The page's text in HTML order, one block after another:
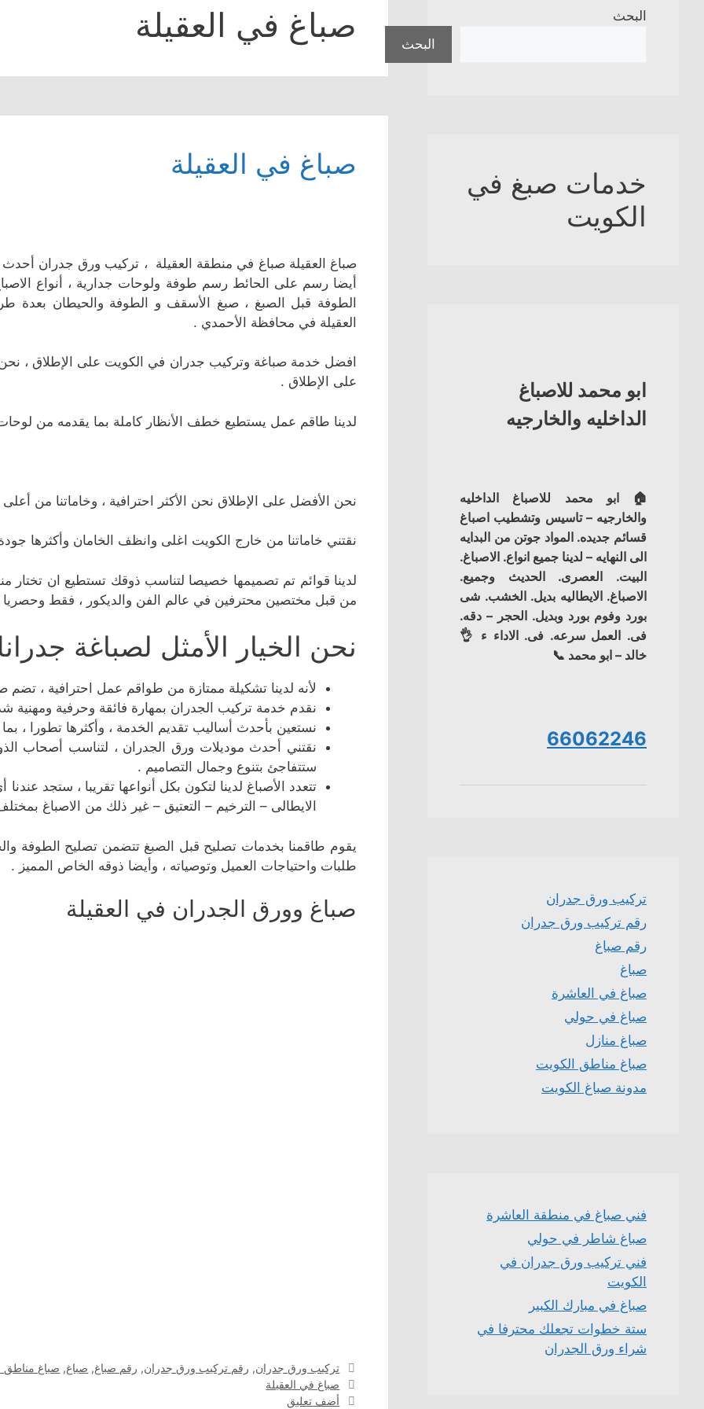
صباغ في العقيلة
صباغ في العقيلة
صباغ العقيلة صباغ في منطقة العقيلة ، تركيب ورق جدران أحدث
أيضا رسم على الحائط رسم طوفة ولوحات جدارية ، أنواع
الطوفة قبل الصبغ ، صبغ الأسقف و الطوفة والحيطان بعدة
العقيلة في محافظة الأحمدي .
افضل خدمة صباغة وتركيب جدران في الكويت على الإطلاق ،
على الإطلاق .
لدينا طاقم عمل يستطيع خطف الأنظار كاملة بما يقدمه من
نحن الأفضل على الإطلاق نحن الأكثر احترافية ، وخاماتنا من
نقتني خاماتنا من خارج الكويت اغلى وانظف الخامان وأكثرها
لدينا قوائم تم تصميمها خصيصا لتناسب ذوقك تستطيع ان تختار
من قبل مختصين محترفين في عالم الفن والديكور ، فقط
نحن الخيار الأمثل لصباغة
لأنه لدينا تشكيلة ممتازة من طواقم عمل احترافية ،
نقدم خدمة تركيب الجدران بمهارة فائقة وحرفية ومهنية
نستعين بأحدث أساليب تقديم الخدمة ، وأكثرها تطورا ،
نقتني أحدث موديلات ورق الجدران ، لتناسب أصحاب
ستتفاجئ بتنوع وجمال التصاميم .
تتعدد الأصباغ لدينا لتكون بكل أنواعها تقريبا ، ستجد
الايطالى – الترخيم – التعتيق – غير ذلك من الاصباغ
يقوم طاقمنا بخدمات تصليح قبل الصبغ تتضمن تصليح الطوفة
طلبات واحتياجات العميل وتوصياته ، وأيضا ذوقه الخاص المميز .
صباغ وورق الجدران في العقيلة
التصنيفات
تركيب ورق جدران, رقم تركيب ورق جدران, رقم صباغ, صباغ, صباغ مناطق
الوسوم
صباغ في العقيلة
أضف تعليق
البحث
البحث
خدمات صبغ في
الكويت
ابو محمد للاصباغ
الداخليه والخارجيه
🏠 ابو محمد للاصباغ الداخليه
والخارجيه – تاسيس وتشطيب اصباغ
قسائم جديده. المواد جوتن من البدايه
الى النهايه – لدينا جميع انواع. الاصباغ.
البيت. العصرى. الحديث وجميع.
الاصباغ. الايطاليه بديل. الخشب. شى
بورد وفوم بورد وبديل. الحجر – دقه.
فى. العمل سرعه. فى. الاداء ء 👌
خالد – ابو محمد 📞
66062246
تركيب ورق جدران
رقم تركيب ورق جدران
رقم صباغ
صباغ
صباغ في العاشرة
صباغ في حولي
صباغ منازل
صباغ مناطق الكويت
مدونة صباغ الكويت
فني صباغ في منطقة العاشرة
صباغ شاطر في حولي
فني تركيب ورق جدران في
الكويت
صباغ في مبارك الكبير
ستة خطوات تجعلك محترفا في
شراء ورق الجدران